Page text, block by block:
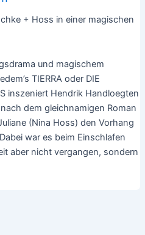
+ Hoss in einer magischen
und magischem
TIERRA oder DIE
inszeniert Hendrik Handloegten
dem gleichnamigen Roman
(Nina Hoss) den Vorhang
war es beim Einschlafen
aber nicht vergangen, sondern